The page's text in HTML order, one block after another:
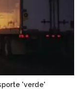
'verde'